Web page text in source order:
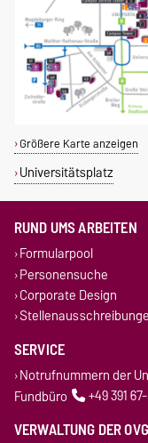
Größere Karte anzeigen
Universitätsplatz
RUND UMS ARBEITEN
Formularpool
Personensuche
Corporate Design
SERVICE
Notrufnummern der
Fundbüro
+49 391
VERWALTUNG DER